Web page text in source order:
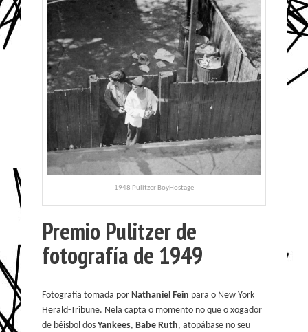
1948 Pulitzer BoyHostage
Premio Pulitzer de
fotografía de 1949
Fotografía tomada porNathaniel Fein para o New York
Herald-Tribune. Nela capta o momento no que o xogador
de béisbol dosYankees,Babe Ruth, atopábase no seu